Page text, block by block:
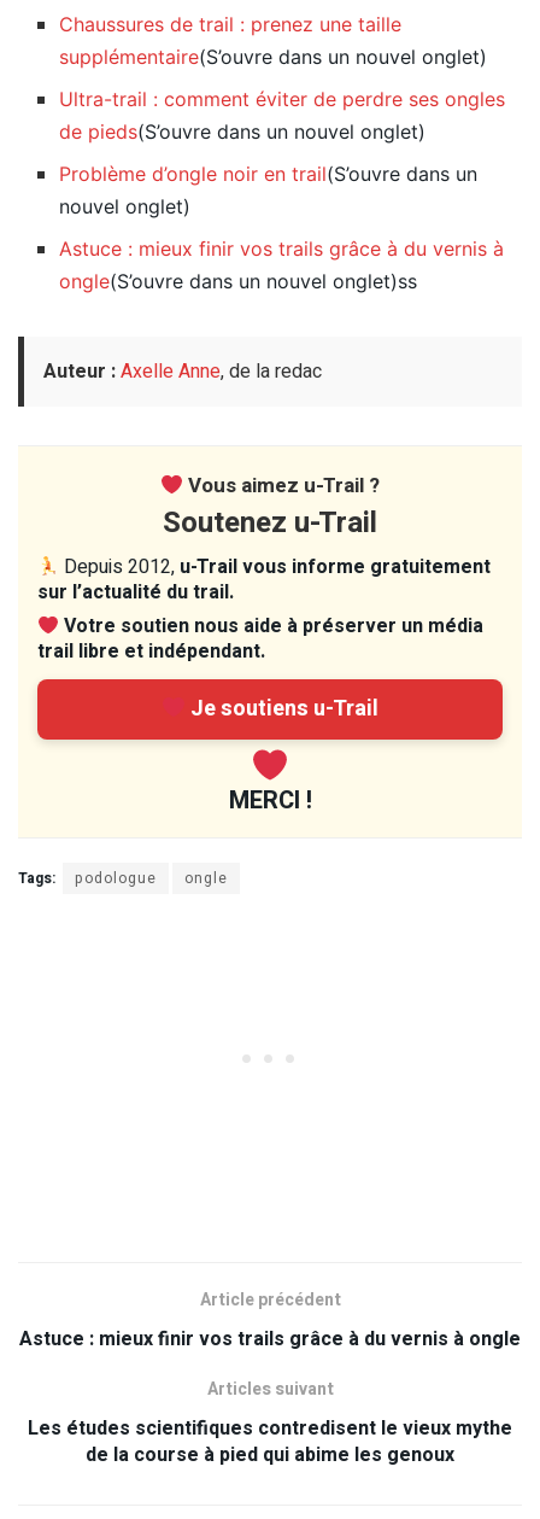
Chaussures de trail : prenez une taille
supplémentaire(S’ouvre dans un nouvel onglet)
Ultra-trail : comment éviter de perdre ses ongles
de pieds(S’ouvre dans un nouvel onglet)
Problème d’ongle noir en trail(S’ouvre dans un
nouvel onglet)
Astuce : mieux finir vos trails grâce à du vernis à
ongle(S’ouvre dans un nouvel onglet)ss
Auteur :Axelle Anne, de la redac
Vous aimez u-Trail ?
Soutenez u-Trail
Depuis 2012, u-Trail vous informe gratuitement
sur l’actualité du trail.
Votre soutien nous aide à préserver un média
trail libre et indépendant.
Je soutiens u-Trail
MERCI !
Tags: podologue ongle
Article précédent
Astuce : mieux finir vos trails grâce à du vernis à ongle
Articles suivant
Les études scientifiques contredisent le vieux mythe
de la course à pied qui abime les genoux